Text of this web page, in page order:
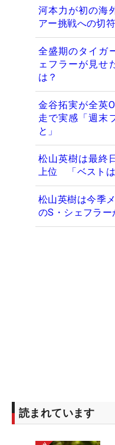
河本力が初の海
アー挑戦への切
全盛期のタイガ
ェフラーが見せ
は？
金谷拓実が全英
走で実感「週末
と」
松山英樹は最終
上位 「ベストは
松山英樹は今季
のS・シェフラー
読まれています